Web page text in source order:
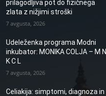
prilagodljiva pot do fizičnega
zlata z nižjimi stroški
7 avgusta, 2026
Udeleženka programa Modni
inkubator: MONIKA COLJA – M N
K C L
7 avgusta, 2026
Celiakija: simptomi, diagnoza in